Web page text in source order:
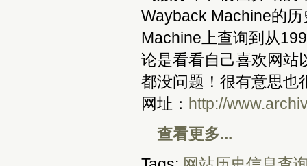
Wayback Machine的
Machine上查询到从
论是看看自己喜欢网站
都没问题！很有意思也
网址： http://
查看更多...